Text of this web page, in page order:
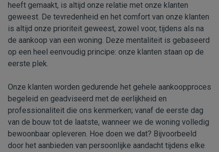
heeft gemaakt, is altijd onze relatie met onze klanten
geweest. De tevredenheid en het comfort van onze klanten
is altijd onze prioriteit geweest, zowel voor, tijdens als na
de aankoop van een woning. Deze mentaliteit is gebaseerd
op een heel eenvoudig principe: onze klanten staan op de
eerste plek.
Onze klanten worden gedurende het gehele aankoopproces
begeleid en geadviseerd met de eerlijkheid en
professionaliteit die ons kenmerken; vanaf de eerste dag
van de bouw tot de laatste, wanneer we de woning volledig
bewoonbaar opleveren. Hoe doen we dat? Bijvoorbeeld
door het aanbieden van persoonlijke aandacht tijdens elke